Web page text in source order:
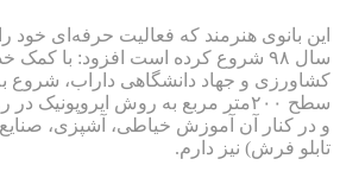
این بانوی هنرمند که فعالیت حرفه‌ای خود
سال ۹۸ شروع کرده است افزود: با کمک
کشاورزی و جهاد دانشگاهی داراب، شروع
سطح ۲۰۰متر مربع به روش ایروپونیک
و در کنار آن آموزش خیاطی، آشپزی،
تابلو فرش) نیز دارم.